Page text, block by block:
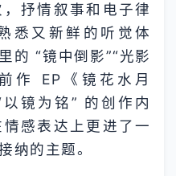
抒情叙事和电子律
悉又新鲜的听觉体
的 “镜中倒影”“光影
作 EP《镜花水月
镜为铭” 的创作内
感表达上更进了一
纳的主题。